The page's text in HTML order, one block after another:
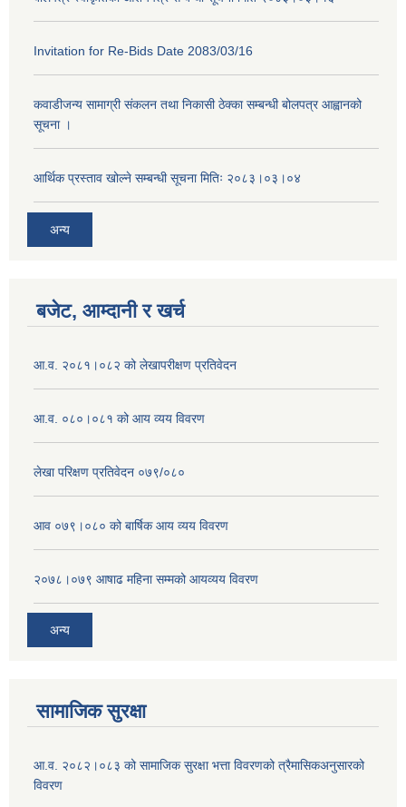
Invitation for Re-Bids Date 2083/03/16
कवाडीजन्य सामाग्री संकलन तथा निकासी ठेक्का सम्बन्धी बोलपत्र आह्वानको
सूचना ।
आर्थिक प्रस्ताव खोल्ने सम्बन्धी सूचना मितिः २०८३।०३।०४
अन्य
बजेट, आम्दानी र खर्च
आ.व. २०८१।०८२ को लेखापरीक्षण प्रतिवेदन
आ.व. ०८०।०८१ को आय व्यय विवरण
लेखा परिक्षण प्रतिवेदन ०७९/०८०
आव ०७९।०८० को बार्षिक आय व्यय विवरण
२०७८।०७९ आषाढ महिना सम्मको आयव्यय विवरण
अन्य
सामाजिक सुरक्षा
आ.व. २०८२।०८३ को सामाजिक सुरक्षा भत्ता विवरणको त्रैमासिकअनुसारको
विवरण